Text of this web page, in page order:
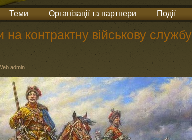
Теми Організації та партнери Події
контрактну військову службу
admin